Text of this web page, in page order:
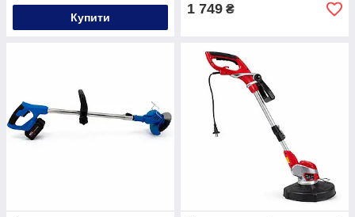
Купити
1 749 ₴